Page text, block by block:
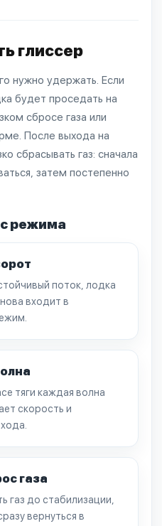
глиссер
нужно удержать. Если
будет проседать на
сбросе газа или
После выхода на
сбрасывать газ: сначала
затем постепенно
режима
поток, лодка
входит в
тяги каждая волна
скорость и
газа
газ до стабилизации,
вернуться в